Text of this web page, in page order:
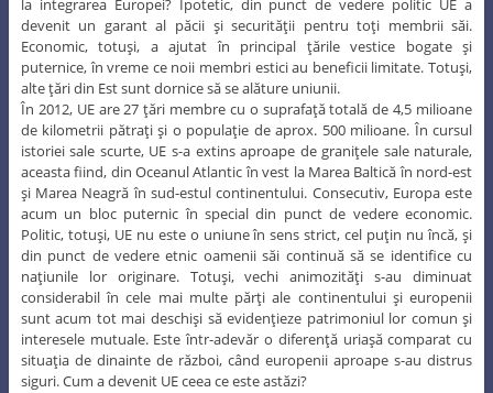
la integrarea Europei? Ipotetic, din punct de vedere politic UE a
devenit un garant al păcii şi securităţii pentru toţi membrii săi.
Economic, totuşi, a ajutat în principal ţările vestice bogate şi
puternice, în vreme ce noii membri estici au beneficii limitate. Totuşi,
alte ţări din Est sunt dornice să se alăture uniunii.
În 2012, UE are 27 ţări membre cu o suprafaţă totală de 4,5 milioane
de kilometrii pătraţi şi o populaţie de aprox. 500 milioane. În cursul
istoriei sale scurte, UE s-a extins aproape de graniţele sale naturale,
aceasta fiind, din Oceanul Atlantic în vest la Marea Baltică în nord-est
şi Marea Neagră în sud-estul continentului. Consecutiv, Europa este
acum un bloc puternic în special din punct de vedere economic.
Politic, totuşi, UE nu este o uniune în sens strict, cel puţin nu încă, şi
din punct de vedere etnic oamenii săi continuă să se identifice cu
naţiunile lor originare. Totuşi, vechi animozităţi s-au diminuat
considerabil în cele mai multe părţi ale continentului şi europenii
sunt acum tot mai deschişi să evidenţieze patrimoniul lor comun şi
interesele mutuale. Este într-adevăr o diferenţă uriaşă comparat cu
situaţia de dinainte de război, când europenii aproape s-au distrus
siguri. Cum a devenit UE ceea ce este astăzi?